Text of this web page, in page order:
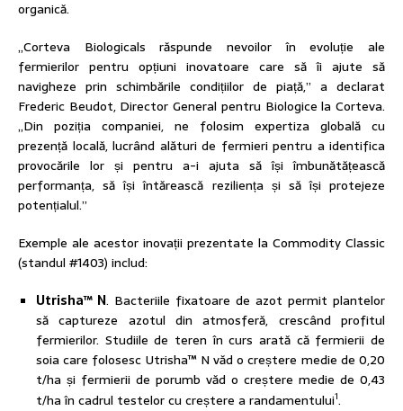
organică.
„Corteva Biologicals răspunde nevoilor în evoluție ale
fermierilor pentru opțiuni inovatoare care să îi ajute să
navigheze prin schimbările condițiilor de piață,” a declarat
Frederic Beudot, Director General pentru Biologice la Corteva.
„Din poziția companiei, ne folosim expertiza globală cu
prezență locală, lucrând alături de fermieri pentru a identifica
provocările lor și pentru a-i ajuta să își îmbunătățească
performanța, să își întărească reziliența și să își protejeze
potențialul.”
Exemple ale acestor inovații prezentate la Commodity Classic
(standul #1403) includ:
Utrisha™ N. Bacteriile fixatoare de azot permit plantelor
să captureze azotul din atmosferă, crescând profitul
fermierilor. Studiile de teren în curs arată că fermierii de
soia care folosesc Utrisha™ N văd o creștere medie de 0,20
t/ha și fermierii de porumb văd o creștere medie de 0,43
t/ha în cadrul testelor cu creștere a randamentului1.